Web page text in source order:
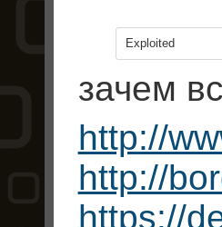
Exploited
зачем
http://
http://
https://